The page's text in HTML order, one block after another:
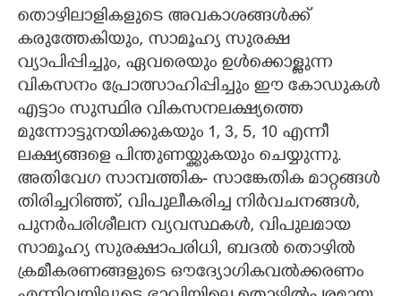
തൊഴിലാളികളുടെ അവകാശങ്ങൾക്ക്
കരുത്തേകിയും, സാമൂഹ്യ സുരക്ഷ
വ്യാപിപ്പിച്ചും, ഏവരെയും ഉൾക്കൊള്ളുന്ന
വികസനം പ്രോത്സാഹിപ്പിച്ചും ഈ കോഡുകൾ
എട്ടാം സുസ്ഥിര വികസനലക്ഷ്യത്തെ
മുന്നോട്ടുനയിക്കുകയും 1, 3, 5, 10 എന്നീ
ലക്ഷ്യങ്ങളെ പിന്തുണയ്ക്കുകയും ചെയ്യുന്നു.
അതിവേഗ സാമ്പത്തിക- സാങ്കേതിക മാറ്റങ്ങൾ
തിരിച്ചറിഞ്ഞ്, വിപുലീകരിച്ച നിർവചനങ്ങൾ,
പുനർപരിശീലന വ്യവസ്ഥകൾ, വിപുലമായ
സാമൂഹ്യ സുരക്ഷാപരിധി, ബദൽ തൊഴിൽ
ക്രമീകരണങ്ങളുടെ ഔദ്യോഗികവൽക്കരണം